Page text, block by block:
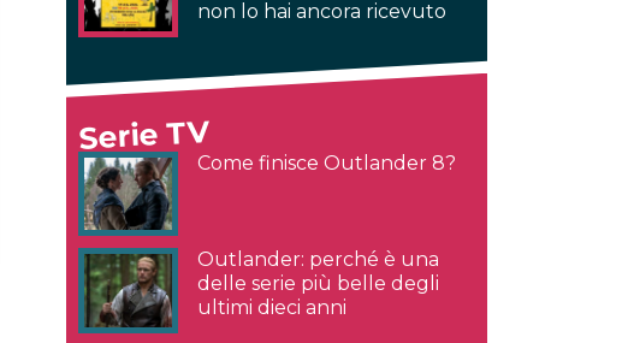
non lo hai ancora ricevuto
Serie TV
Come finisce Outlander 8?
Outlander: perché è una
delle serie più belle degli
ultimi dieci anni